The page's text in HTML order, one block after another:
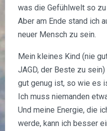
was die Gefühlwelt so zu
Aber am Ende stand ich
neuer Mensch zu sein.
Mein kleines Kind (nie
JAGD, der Beste zu
gut genug ist, so wie es
Ich muss niemanden
Und meine Energie, die
werde, kann ich besser